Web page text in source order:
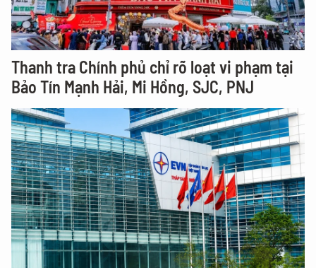
Thanh tra Chính phủ chỉ rõ loạt vi phạm tại
Bảo Tín Mạnh Hải, Mi Hồng, SJC, PNJ